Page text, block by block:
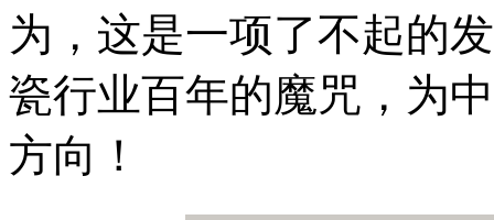
为，这是一项了不起的
瓷行业百年的魔咒，为
方向！